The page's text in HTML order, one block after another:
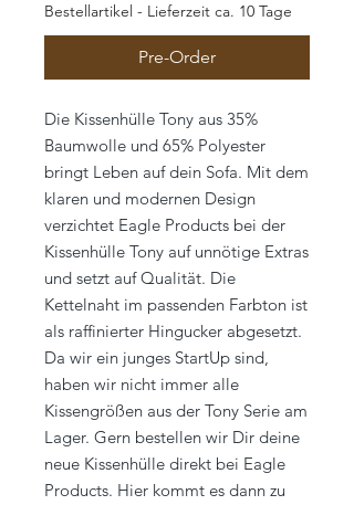
Bestellartikel - Lieferzeit ca. 10 Tage
Pre-Order
Die Kissenhülle Tony aus 35%
Baumwolle und 65% Polyester
bringt Leben auf dein Sofa. Mit dem
klaren und modernen Design
verzichtet Eagle Products bei der
Kissenhülle Tony auf unnötige Extras
und setzt auf Qualität. Die
Kettelnaht im passenden Farbton ist
als raffinierter Hingucker abgesetzt.
Da wir ein junges StartUp sind,
haben wir nicht immer alle
Kissengrößen aus der Tony Serie am
Lager. Gern bestellen wir Dir deine
neue Kissenhülle direkt bei Eagle
Products. Hier kommt es dann zu